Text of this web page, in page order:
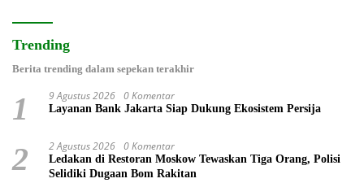
Trending
Berita trending dalam sepekan terakhir
1 9 Agustus 2026 0 Komentar
Layanan Bank Jakarta Siap Dukung Ekosistem Persija
2 2 Agustus 2026 0 Komentar
Ledakan di Restoran Moskow Tewaskan Tiga Orang, Polisi
Selidiki Dugaan Bom Rakitan